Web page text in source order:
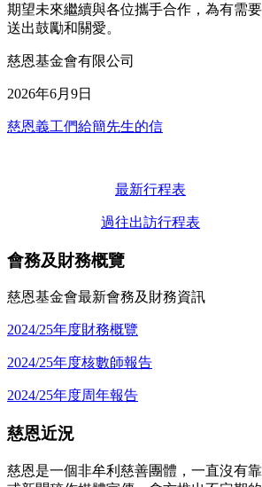
期望未來繼續與各位攜手合作，為有需
送出鼓勵和關愛。
慈恩基金會有限公司
2026年6月9日
慈恩義工們給簡先生的信
最新行程表
過往出訪行程表
會務及財務概覽
慈恩基金會最新會務及財務資訊
2024/25年度財務概覽
2024/25年度核數師報告
2024/25年度周年報告
慈恩近況
慈恩是一個非牟利慈善團體，一直沒有